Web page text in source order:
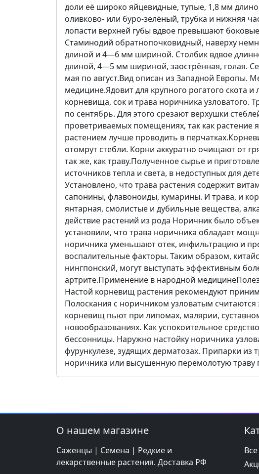
доли её широко яйцевидные, тупые, 1,8 мм
оливково- или буро-зелёный, трубка и нижняя
лопасти верхней губы вдвое превышают
Стаминодий обратнопочковидный, наверху
длиной и 4—6 мм шириной. Столбик вдвое
длиной, 4—5 мм шириной, заострённая, голая.
мая по август.Вид описан из Западной Европы.
медицине.Ядовит для крупного рогатого скота
корневища, сок и трава норичника узловатого.
по сентябрь. Для этого срезают верхушки
проветриваемых помещениях, так как растение
растением лучше проводить в
отомрут стебли. Корни аккуратно очищают от
так же, как траву.Полученное сырье и
источников тепла и света, в недоступных для
Установлено, что трава растения содержит
сапонины, флавоноиды, кумарины. И трава, и
янтарная, смолистые и дубильные вещества,
действие растений из рода Норичник было
установили, что трава норичника обладает
норичника уменьшают отек, инфильтрацию и
воспалительные факторы. Таким образом,
нингпонский, могут выступать эффективным
артрите.Применение в народной
Настой корневищ растения рекомендуют
Полоскания с норичником узловатым
корневищ пьют при липомах, малярии,
новообразованиях. Как успокоительное
бессонницы. Наружно настойку норичника
фурункулезе, зудящих дерматозах. Припарки
норичника или высушенную перемолотую траву
О нашем магазине
Саженцы | Семена | Редкие и
лекарственные растения. Доставка РФ